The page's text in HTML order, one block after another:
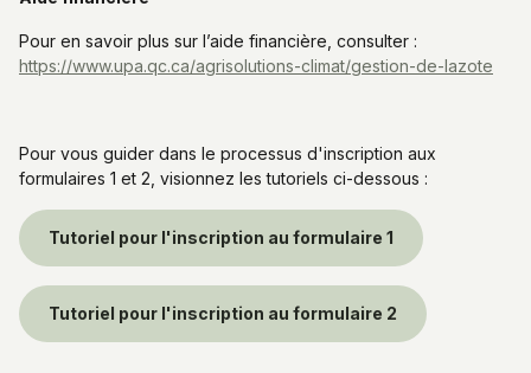
Pour en savoir plus sur l’aide financière, consulter :
https://www.upa.qc.ca/agrisolutions-climat/gestion-de-lazote
Pour vous guider dans le processus d'inscription aux
formulaires 1 et 2, visionnez les tutoriels ci-dessous :
Tutoriel pour l'inscription au formulaire 1
Tutoriel pour l'inscription au formulaire 2